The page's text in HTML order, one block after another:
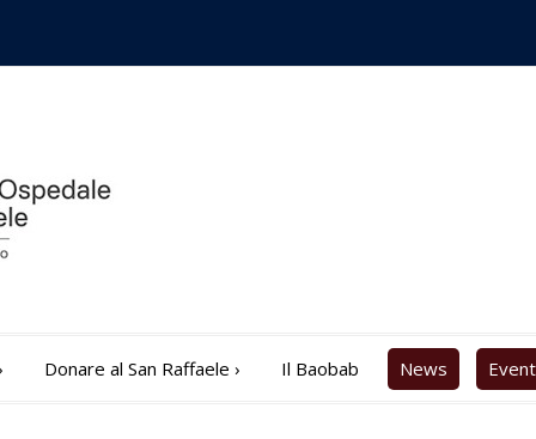
Donare al San Raffaele › Il Baobab News